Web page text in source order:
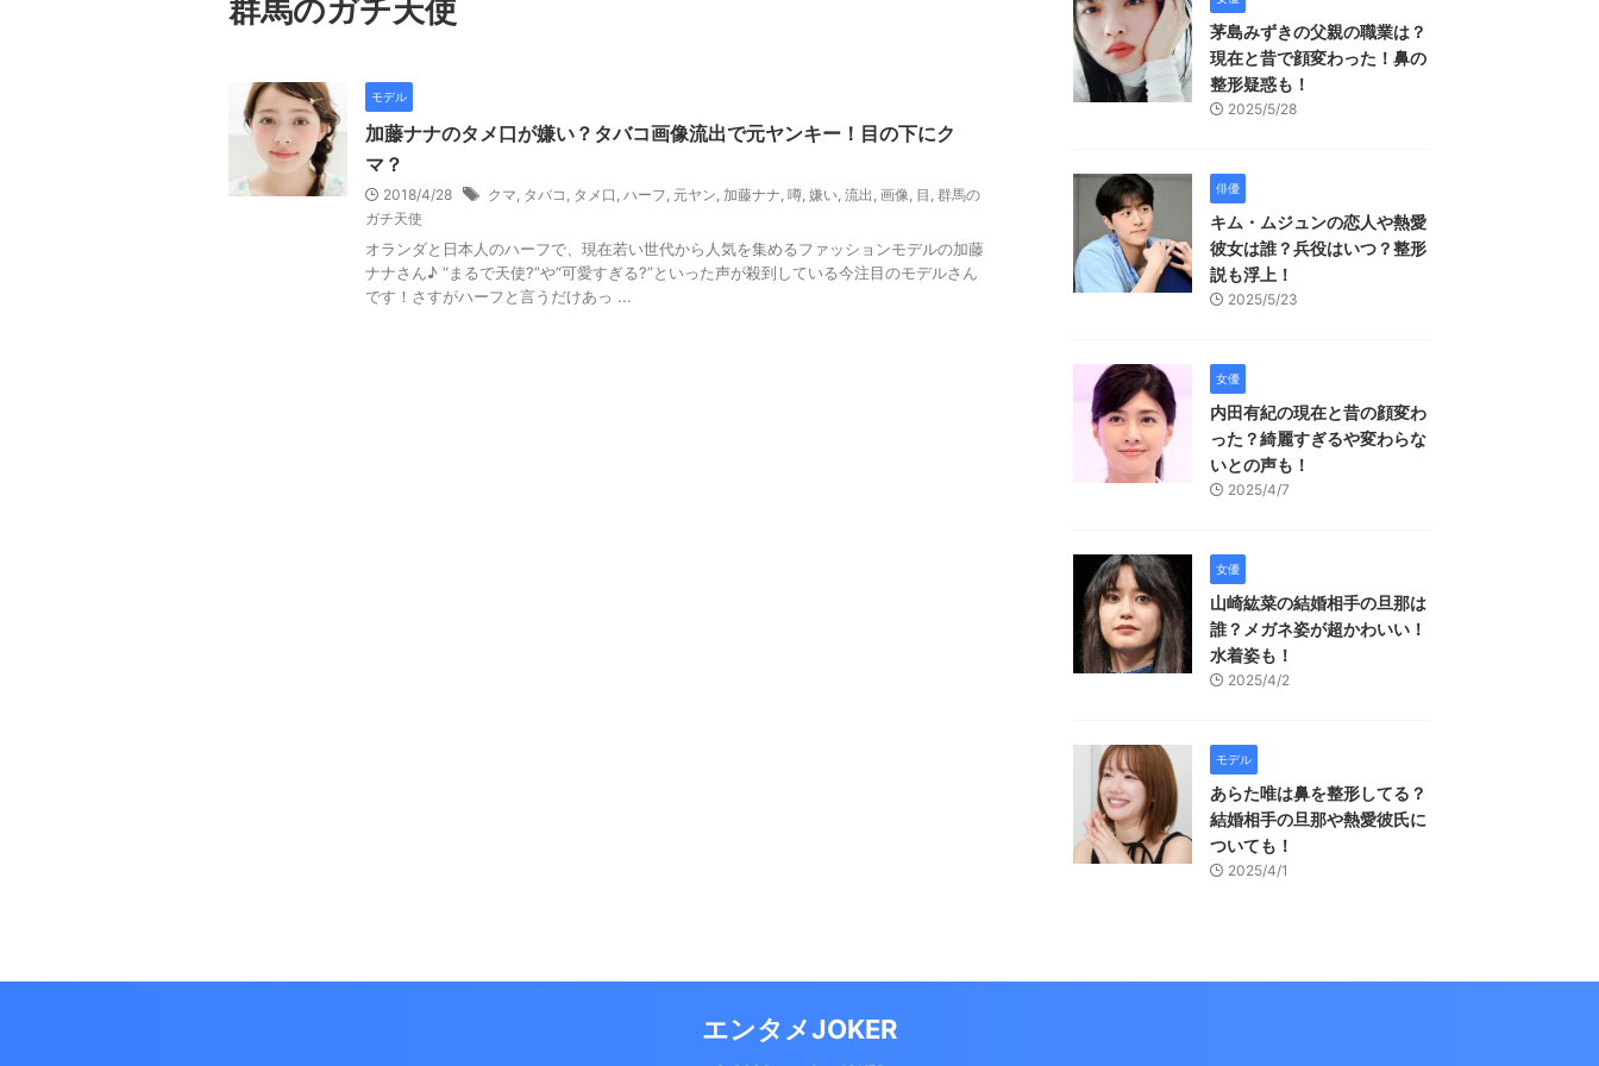
群馬のガチ天使
モデル
加藤ナナのタメ口が嫌い？タバコ画像流出で元ヤンキー！目の下にク
マ？
2018/4/28 クマ, タバコ , タメ口 , ハーフ, 元ヤン, 加藤ナナ, 噂, 嫌い, 流出 , 画像, 目 , 群馬の
ガチ天使
オランダと日本人のハーフで、現在若い世代から人気を集めるファッションモデルの加藤
ナナさん♪ “まるで天使?”や“可愛すぎる?”といった声が殺到している今注目のモデルさん
です！さすがハーフと言うだけあっ ...
茅島みずきの父親の職業は？
現在と昔で顔変わった！鼻の
整形疑惑も！
2025/5/28
俳優
キム・ムジュンの恋人や熱愛
彼女は誰？兵役はいつ？整形
説も浮上！
2025/5/23
女優
内田有紀の現在と昔の顔変わ
った？綺麗すぎるや変わらな
いとの声も！
2025/4/7
女優
山崎紘菜の結婚相手の旦那は
誰？メガネ姿が超かわいい！
水着姿も！
2025/4/2
モデル
あらた唯は鼻を整形してる？
結婚相手の旦那や熱愛彼氏に
ついても！
2025/4/1
エンタメJOKER